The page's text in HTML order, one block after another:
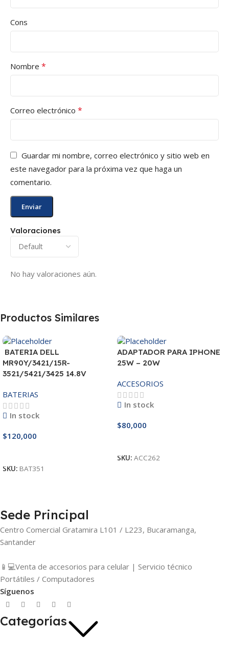
Valoraciones
No hay valoraciones aún.
Cons
Nombre *
Correo electrónico *
Guardar mi nombre, correo electrónico y sitio web en
este navegador para la próxima vez que haga un
comentario.
Productos Similares
BATERIA DELL
MR90Y/3421/15R-
3521/5421/3425 14.8V
BATERIAS
In stock
$120,000
SKU: BAT351
ADAPTADOR PARA IPHONE
25W – 20W
ACCESORIOS
In stock
$80,000
SKU: ACC262
Sede Principal
Centro Comercial Gratamira L101 / L223, Bucaramanga,
Santander
📱💻Venta de accesorios para celular | Servicio técnico
Portátiles / Computadores
Síguenos
Categorías